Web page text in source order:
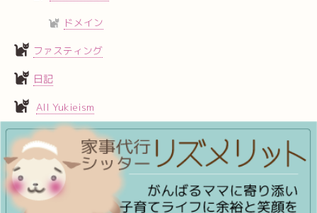
ドメイン
ファスティング
日記
All Yukieism